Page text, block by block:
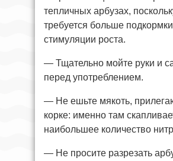
тепличных арбузах,
требуется больше
стимуляции роста.
— Тщательно мойте руки и
перед употреблением.
— Не ешьте мякоть,
корке: именно там
наибольшее количество
— Не просите разрезать